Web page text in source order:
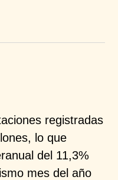
registradas
lo que
del 11,3%
mes del año